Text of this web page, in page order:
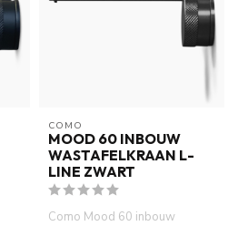
COMO
MOOD 60 INBOUW
WASTAFELKRAAN L-
LINE ZWART
Como Mood 60 inbouw